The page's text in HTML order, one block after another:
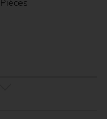
Pièces